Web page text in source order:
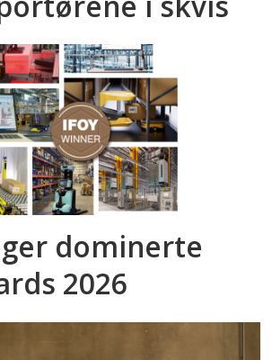
dominerte
2026